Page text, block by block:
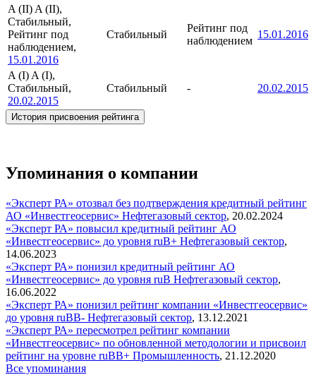
A (II) A (II),
Стабильный,
Рейтинг под
наблюдением,
15.01.2016
Стабильный
Рейтинг под
наблюдением
15.01.2016
A (I) A (I),
Стабильный,
20.02.2015
Стабильный - 20.02.2015
История присвоения рейтинга
Упоминания о компании
«Эксперт РА» отозвал без подтверждения кредитный рейтинг
АО «Инвестгеосервис» Нефтегазовый сектор, 20.02.2024
«Эксперт РА» повысил кредитный рейтинг АО
«Инвестгеосервис» до уровня ruB+ Нефтегазовый сектор,
14.06.2023
«Эксперт РА» понизил кредитный рейтинг АО
«Инвестгеосервис» до уровня ruB Нефтегазовый сектор,
16.06.2022
«Эксперт РА» понизил рейтинг компании «Инвестгеосервис»
до уровня ruBB- Нефтегазовый сектор, 13.12.2021
«Эксперт РА» пересмотрел рейтинг компании
«Инвестгеосервис» по обновленной методологии и присвоил
рейтинг на уровне ruBB+ Промышленность, 21.12.2020
Все упоминания